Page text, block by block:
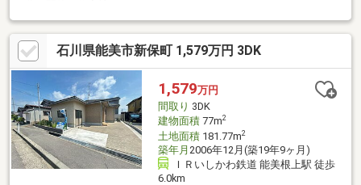
石川県能美市新保町 1,579万円 3DK
1,579万円
間取り 3DK
建物面積77m2
土地面積181.77m2
築年月 2006年12月(築19年9ヶ月)
ＩＲいしかわ鉄道 能美根上駅 徒歩
6.0km